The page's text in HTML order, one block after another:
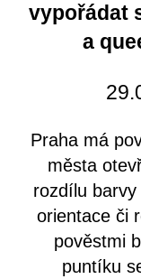
vypořádat
a
Praha má
města
rozdílu
orientace či
pověstmi
puntíku